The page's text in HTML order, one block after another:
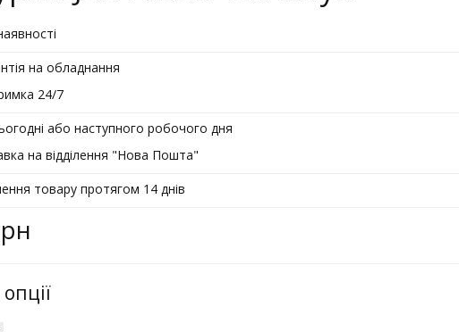
на обладнання
24/7
або наступного робочого дня
на відділення "Нова Пошта"
товару протягом 14 днів